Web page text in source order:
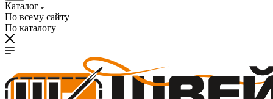
Каталог
По всему сайту
По каталогу